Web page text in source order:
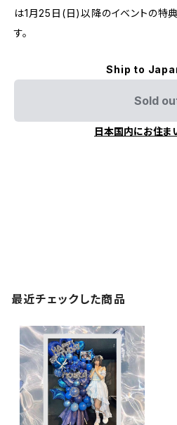
は1月25日(日)以降のイベントの特
す。
Ship to
Sold
日本国内にお住ま
最近チェックした商品